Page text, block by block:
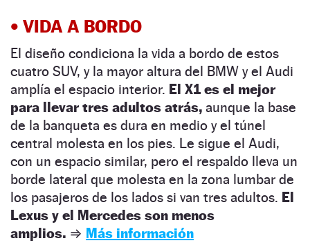
• VIDA A BORDO
El diseño condiciona la vida a bordo de estos
cuatro SUV, y la mayor altura del BMW y el Audi
amplía el espacio interior. El X1 es el mejor
para llevar tres adultos atrás, aunque la base
de la banqueta es dura en medio y el túnel
central molesta en los pies. Le sigue el Audi,
con un espacio similar, pero el respaldo lleva un
borde lateral que molesta en la zona lumbar de
los pasajeros de los lados si van tres adultos. El
Lexus y el Mercedes son menos
amplios. ⇒ Más información